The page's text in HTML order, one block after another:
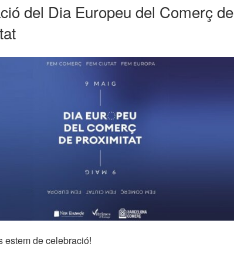
del Dia Europeu del Comerç de
estem de celebració!